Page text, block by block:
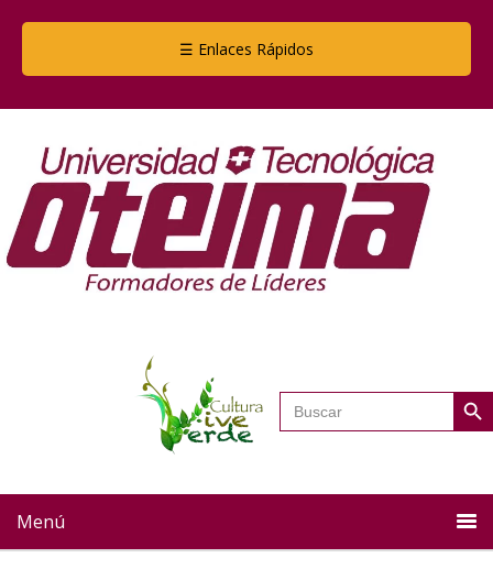
☰ Enlaces Rápidos
Buscar: Botón
Menú